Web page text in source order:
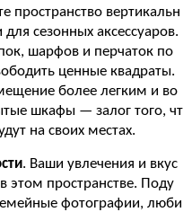
пространство вертикальн
сезонных аксессуаров.
шарфов и перчаток по
ценные квадраты.
более легким и во
шкафы — залог того, чт
на своих местах.
. Ваши увлечения и вкус
этом пространстве. Поду
фотографии, люби